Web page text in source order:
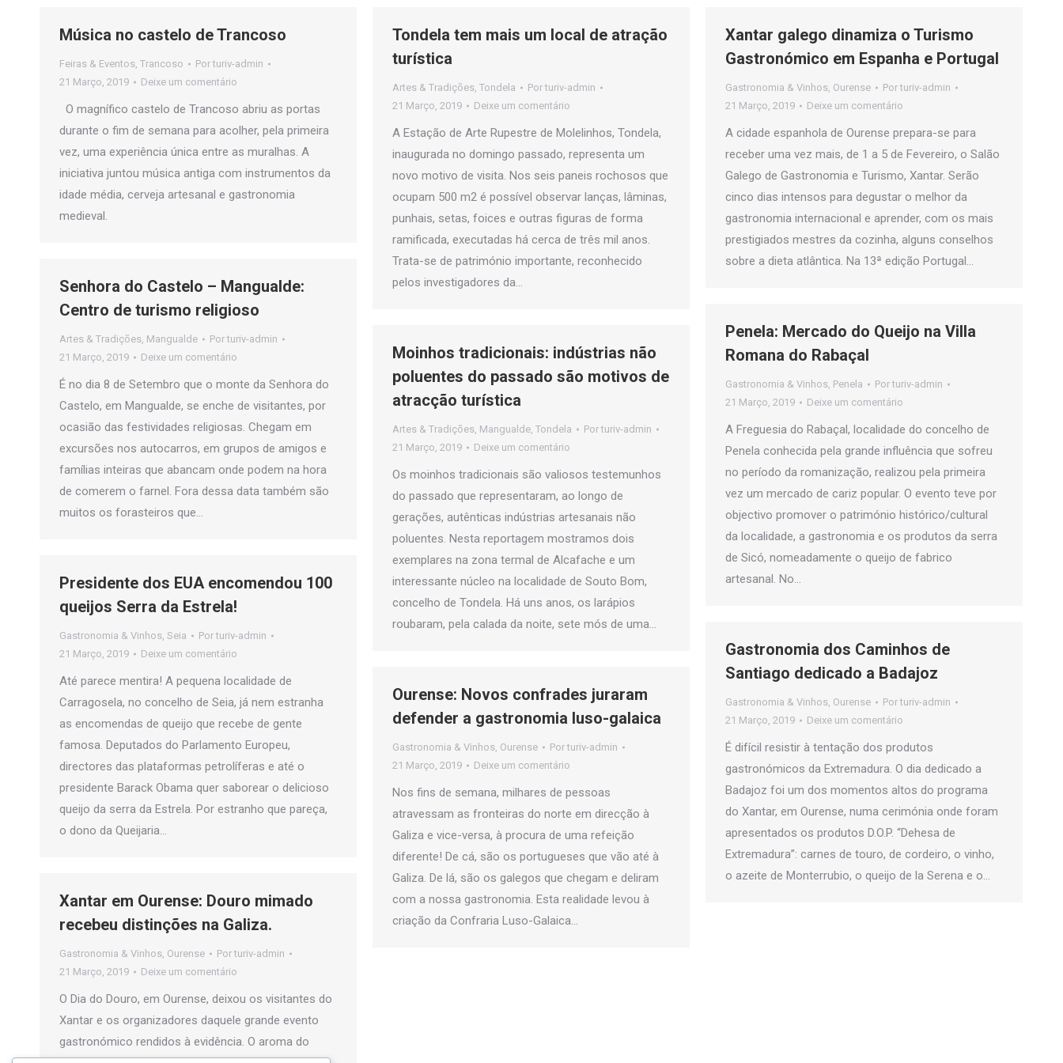
Música no castelo de Trancoso
Feiras & Eventos, Trancoso Porturiv-admin
21 Março, 2019
Deixe um comentário
O magnífico castelo de Trancoso abriu as portas
durante o fim de semana para acolher, pela primeira
vez, uma experiência única entre as muralhas. A
iniciativa juntou música antiga com instrumentos da
idade média, cerveja artesanal e gastronomia
medieval.
Tondela tem mais um local de atração
turística
Artes & Tradições, Tondela Porturiv-admin
21 Março, 2019
Deixe um comentário
A Estação de Arte Rupestre de Molelinhos, Tondela,
inaugurada no domingo passado, representa um
novo motivo de visita. Nos seis paneis rochosos que
ocupam 500 m2 é possível observar lanças, lâminas,
punhais, setas, foices e outras figuras de forma
ramificada, executadas há cerca de três mil anos.
Trata-se de património importante, reconhecido
pelos investigadores da…
Xantar galego dinamiza o Turismo
Gastronómico em Espanha e Portugal
Gastronomia & Vinhos, Ourense Porturiv-admin
21 Março, 2019
Deixe um comentário
A cidade espanhola de Ourense prepara-se para
receber uma vez mais, de 1 a 5 de Fevereiro, o Salão
Galego de Gastronomia e Turismo, Xantar. Serão
cinco dias intensos para degustar o melhor da
gastronomia internacional e aprender, com os mais
prestigiados mestres da cozinha, alguns conselhos
sobre a dieta atlântica. Na 13ª edição Portugal…
Senhora do Castelo – Mangualde:
Centro de turismo religioso
Artes & Tradições, Mangualde Porturiv-admin
21 Março, 2019
Deixe um comentário
É no dia 8 de Setembro que o monte da Senhora do
Castelo, em Mangualde, se enche de visitantes, por
ocasião das festividades religiosas. Chegam em
excursões nos autocarros, em grupos de amigos e
famílias inteiras que abancam onde podem na hora
de comerem o farnel. Fora dessa data também são
muitos os forasteiros que…
Penela: Mercado do Queijo na Villa
Romana do Rabaçal
Gastronomia & Vinhos, Penela Porturiv-admin
21 Março, 2019
Deixe um comentário
A Freguesia do Rabaçal, localidade do concelho de
Penela conhecida pela grande influência que sofreu
no período da romanização, realizou pela primeira
vez um mercado de cariz popular. O evento teve por
objectivo promover o património histórico/cultural
da localidade, a gastronomia e os produtos da serra
de Sicó, nomeadamente o queijo de fabrico
artesanal. No…
Moinhos tradicionais: indústrias não
poluentes do passado são motivos de
atracção turística
Artes & Tradições, Mangualde, Tondela Porturiv-admin
21 Março, 2019
Deixe um comentário
Os moinhos tradicionais são valiosos testemunhos
do passado que representaram, ao longo de
gerações, autênticas indústrias artesanais não
poluentes. Nesta reportagem mostramos dois
exemplares na zona termal de Alcafache e um
interessante núcleo na localidade de Souto Bom,
concelho de Tondela. Há uns anos, os larápios
roubaram, pela calada da noite, sete mós de uma…
Presidente dos EUA encomendou 100
queijos Serra da Estrela!
Gastronomia & Vinhos, Seia Porturiv-admin
21 Março, 2019
Deixe um comentário
Até parece mentira! A pequena localidade de
Carragosela, no concelho de Seia, já nem estranha
as encomendas de queijo que recebe de gente
famosa. Deputados do Parlamento Europeu,
directores das plataformas petrolíferas e até o
presidente Barack Obama quer saborear o delicioso
queijo da serra da Estrela. Por estranho que pareça,
o dono da Queijaria…
Gastronomia dos Caminhos de
Santiago dedicado a Badajoz
Gastronomia & Vinhos, Ourense Porturiv-admin
21 Março, 2019
Deixe um comentário
É difícil resistir à tentação dos produtos
gastronómicos da Extremadura. O dia dedicado a
Badajoz foi um dos momentos altos do programa
do Xantar, em Ourense, numa cerimónia onde foram
apresentados os produtos D.O.P. “Dehesa de
Extremadura”: carnes de touro, de cordeiro, o vinho,
o azeite de Monterrubio, o queijo de la Serena e o…
Ourense: Novos confrades juraram
defender a gastronomia luso-galaica
Gastronomia & Vinhos, Ourense Porturiv-admin
21 Março, 2019
Deixe um comentário
Nos fins de semana, milhares de pessoas
atravessam as fronteiras do norte em direcção à
Galiza e vice-versa, à procura de uma refeição
diferente! De cá, são os portugueses que vão até à
Galiza. De lá, são os galegos que chegam e deliram
com a nossa gastronomia. Esta realidade levou à
criação da Confraria Luso-Galaica…
Xantar em Ourense: Douro mimado
recebeu distinções na Galiza.
Gastronomia & Vinhos, Ourense Porturiv-admin
21 Março, 2019
Deixe um comentário
O Dia do Douro, em Ourense, deixou os visitantes do
Xantar e os organizadores daquele grande evento
gastronómico rendidos à evidência. O aroma do